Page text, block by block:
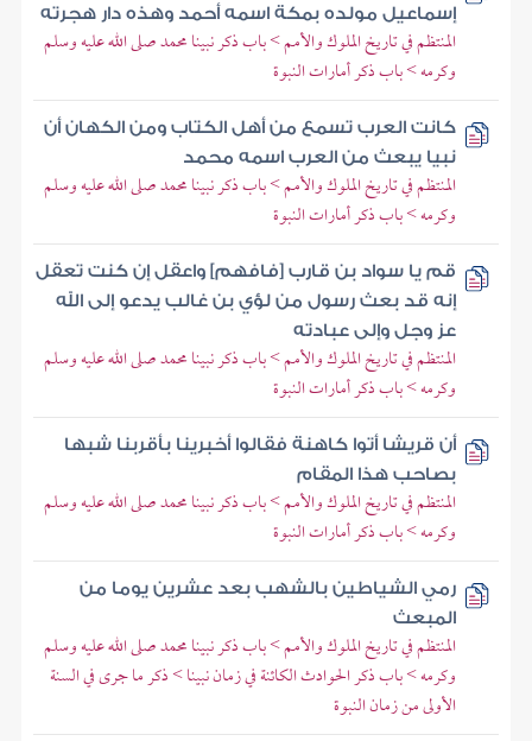
إسماعيل مولده بمكة اسمه أحمد وهذه دار هجرته
المنتظم في تاريخ الملوك والأمم > باب ذكر نبينا محمد صلى الله عليه وسلم
وكرمه > باب ذكر أمارات النبوة
كانت العرب تسمع من أهل الكتاب ومن الكهان أن
نبيا يبعث من العرب اسمه محمد
المنتظم في تاريخ الملوك والأمم > باب ذكر نبينا محمد صلى الله عليه وسلم
وكرمه > باب ذكر أمارات النبوة
قم يا سواد بن قارب [فافهم] واعقل إن كنت تعقل
إنه قد بعث رسول من لؤي بن غالب يدعو إلى الله
عز وجل وإلى عبادته
المنتظم في تاريخ الملوك والأمم > باب ذكر نبينا محمد صلى الله عليه وسلم
وكرمه > باب ذكر أمارات النبوة
أن قريشا أتوا كاهنة فقالوا أخبرينا بأقربنا شبها
بصاحب هذا المقام
المنتظم في تاريخ الملوك والأمم > باب ذكر نبينا محمد صلى الله عليه وسلم
وكرمه > باب ذكر أمارات النبوة
رمي الشياطين بالشهب بعد عشرين يوما من
المبعث
المنتظم في تاريخ الملوك والأمم > باب ذكر نبينا محمد صلى الله عليه وسلم
وكرمه > باب ذكر الحوادث الكائنة في زمان نبينا > ذكر ما جرى في السنة
الأولى من زمان النبوة